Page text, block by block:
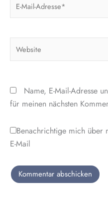
Name, E-Mail-Adresse
für meinen nächsten
Benachrichtige mich über
E-Mail